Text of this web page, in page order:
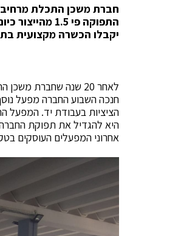
חברת משכן התכלת
התפוקה פי
יקבלו הכשרה מקצועית
לאחר 20 שנה שחברת
חנכה השבוע החברה מפעל
אחרוני המפעלים העוסקים